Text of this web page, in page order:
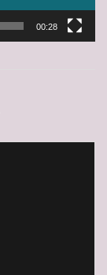
00:28